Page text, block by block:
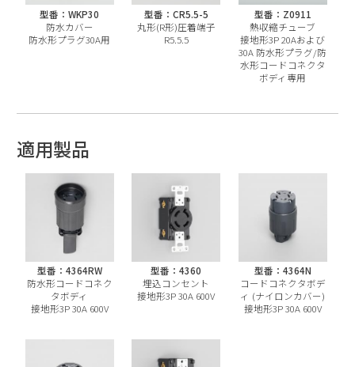
型番：WKP30
防水カバー
防水形プラグ30A用
型番：CR5.5-5
丸形(R形)圧着端子
R5.5.5
型番：Z0911
熱収縮チューブ
接地形3P 20Aおよび
30A 防水形プラグ/防
水形コードコネクタ
ボディ専用
適用製品
型番：4364RW
防水形コードコネク
タボディ
接地形3P 30A 600V
型番：4360
埋込コンセント
接地形3P 30A 600V
型番：4364N
コードコネクタボデ
ィ (ナイロンカバー)
接地形3P 30A 600V